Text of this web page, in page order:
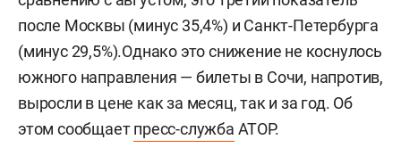
после Москвы (минус 35,4%) и Санкт-Петербурга
(минус 29,5%).Однако это снижение не коснулось
южного направления — билеты в Сочи, напротив,
выросли в цене как за месяц, так и за год. Об
этом сообщаетпресс-служба АТОР.